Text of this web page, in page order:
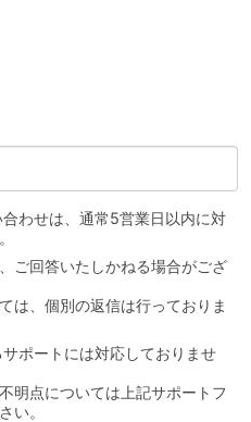
わせは、通常5営業日以内に対
ご回答いたしかねる場合がござ
は、個別の返信は行っておりま
ポートには対応しておりませ
明点については上記サポートフ
い。